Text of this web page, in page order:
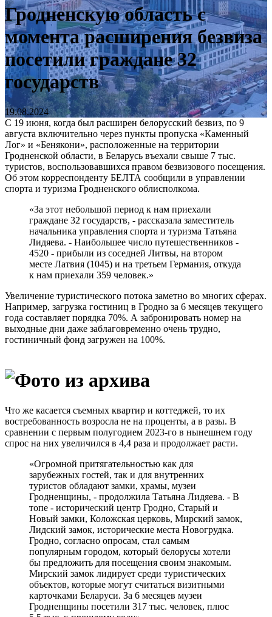
Гродненскую область с
момента расширения безвиза
посетили граждане 32
государств
19.08.2024
С 19 июня, когда был расширен белорусский безвиз, по 9
августа включительно через пункты пропуска «Каменный
Лог» и «Бенякони», расположенные на территории
Гродненской области, в Беларусь въехали свыше 7 тыс.
туристов, воспользовавшихся правом безвизового посещения.
Об этом корреспонденту БЕЛТА сообщили в управлении
спорта и туризма Гродненского облисполкома.
«За этот небольшой период к нам приехали
граждане 32 государств, - рассказала заместитель
начальника управления спорта и туризма Татьяна
Лидяева. - Наибольшее число путешественников -
4520 - прибыли из соседней Литвы, на втором
месте Латвия (1045) и на третьем Германия, откуда
к нам приехали 359 человек.»
Увеличение туристического потока заметно во многих сферах.
Например, загрузка гостиниц в Гродно за 6 месяцев текущего
года составляет порядка 70%. А забронировать номер на
выходные дни даже заблаговременно очень трудно,
гостиничный фонд загружен на 100%.
Что же касается съемных квартир и коттеджей, то их
востребованность возросла не на проценты, а в разы. В
сравнении с первым полугодием 2023-го в нынешнем году
спрос на них увеличился в 4,4 раза и продолжает расти.
«Огромной притягательностью как для
зарубежных гостей, так и для внутренних
туристов обладают замки, храмы, музеи
Гродненщины, - продолжила Татьяна Лидяева. - В
топе - исторический центр Гродно, Старый и
Новый замки, Коложская церковь, Мирский замок,
Лидский замок, исторические места Новогрудка.
Гродно, согласно опросам, стал самым
популярным городом, который белорусы хотели
бы предложить для посещения своим знакомым.
Мирский замок лидирует среди туристических
объектов, которые могут считаться визитными
карточками Беларуси. За 6 месяцев музеи
Гродненщины посетили 317 тыс. человек, плюс